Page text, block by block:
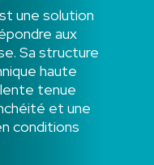
une solution
aux
Sa structure
haute
tenue
et une
conditions